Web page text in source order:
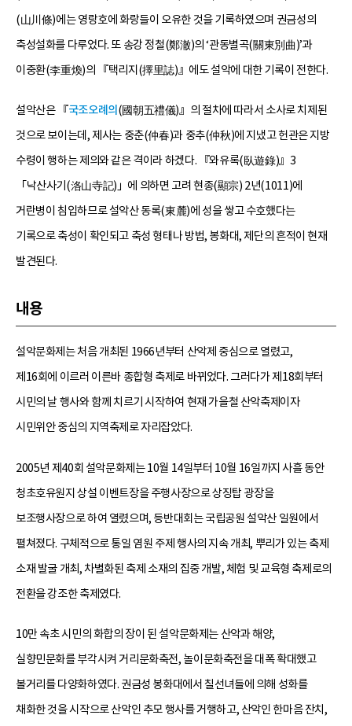
(山川條)에는 영랑호에 화랑들이 오유한 것을 기록하였으며 권금성의
축성설화를 다루었다. 또 송강 정철(鄭澈)의 ‘관동별곡(關東別曲)’과
이중환(李重煥)의 『택리지(擇里誌)』에도 설악에 대한 기록이 전한다.
설악산은 『국조오례의 (國朝五禮儀)』의 절차에 따라서 소사로 치제된
것으로 보이는데, 제사는 중춘(仲春)과 중추(仲秋)에 지냈고 헌관은 지방
수령이 행하는 제의와 같은 격이라 하겠다. 『와유록(臥遊錄)』3
「낙산사기(洛山寺記)」에 의하면 고려 현종(顯宗) 2년(1011)에
거란병이 침입하므로 설악산 동록(東麓)에 성을 쌓고 수호했다는
기록으로 축성이 확인되고 축성 형태나 방법, 봉화대, 제단의 흔적이 현재
발견된다.
내용
설악문화제는 처음 개최된 1966년부터 산악제 중심으로 열렸고,
제16회에 이르러 이른바 종합형 축제로 바뀌었다. 그러다가 제18회부터
시민의 날 행사와 함께 치르기 시작하여 현재 가을철 산악축제이자
시민위안 중심의 지역축제로 자리잡았다.
2005년 제40회 설악문화제는 10월 14일부터 10월 16일까지 사흘 동안
청초호유원지 상설 이벤트장을 주행사장으로 상징탑 광장을
보조행사장으로 하여 열렸으며, 등반대회는 국립공원 설악산 일원에서
펼쳐졌다. 구체적으로 통일 염원 주제 행사의 지속 개최, 뿌리가 있는 축제
소재 발굴 개최, 차별화된 축제 소재의 집중 개발, 체험 및 교육형 축제로의
전환을 강조한 축제였다.
10만 속초 시민의 화합의 장이 된 설악문화제는 산악과 해양,
실향민문화를 부각시켜 거리문화축전, 놀이문화축전을 대폭 확대했고
볼거리를 다양화하였다. 권금성 봉화대에서 칠선녀들에 의해 성화를
채화한 것을 시작으로 산악인 추모 행사를 거행하고, 산악인 한마음 잔치,